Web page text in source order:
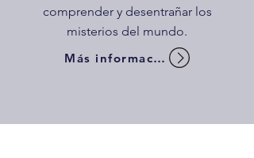
comprender y desentrañar los
misterios del mundo.
Más información